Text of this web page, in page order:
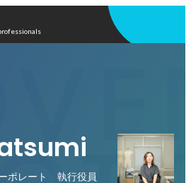
ポレート 執行役員